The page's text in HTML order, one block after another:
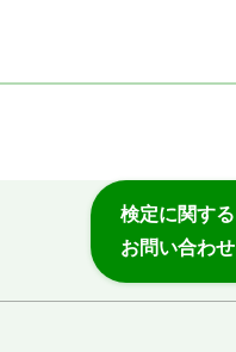
検定に関する
お問い合わせ